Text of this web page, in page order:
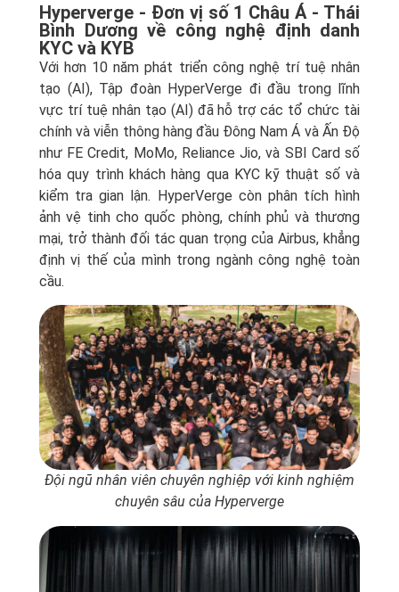
Hyperverge - Đơn vị số 1 Châu Á - Thái
Bình Dương về công nghệ định danh
KYC và KYB
Với hơn 10 năm phát triển công nghệ trí tuệ nhân
tạo (AI), Tập đoàn HyperVerge đi đầu trong lĩnh
vực trí tuệ nhân tạo (AI) đã hỗ trợ các tổ chức tài
chính và viễn thông hàng đầu Đông Nam Á và Ấn Độ
như FE Credit, MoMo, Reliance Jio, và SBI Card số
hóa quy trình khách hàng qua KYC kỹ thuật số và
kiểm tra gian lận. HyperVerge còn phân tích hình
ảnh vệ tinh cho quốc phòng, chính phủ và thương
mại, trở thành đối tác quan trọng của Airbus, khẳng
định vị thế của mình trong ngành công nghệ toàn
cầu.
Đội ngũ nhân viên chuyên nghiệp với kinh nghiệm
chuyên sâu của Hyperverge